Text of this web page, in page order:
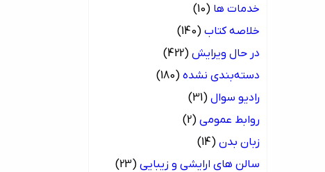
خدمات ها (10)
خلاصه کتاب (140)
در حال ویرایش (422)
دسته‌بندی نشده (180)
رادیو سوال (31)
روابط عمومی (2)
زبان بدن (14)
سالن های ارایشی و زیبایی (23)